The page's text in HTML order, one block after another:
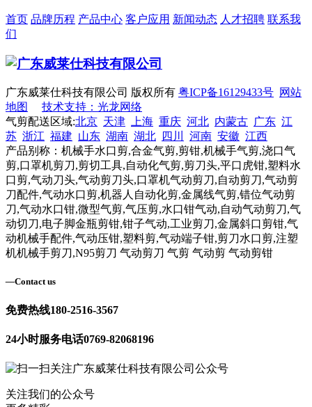
首页 品牌历程 产品中心 客户应用 新闻动态 人才招聘 联系我
们
广东威莱仕科技有限公司 版权所有 粤ICP备16129433号 网站
地图
技术支持：光龙网络
气剪配送区域:北京 天津 上海 重庆 河北 内蒙古 广东 江
苏 浙江 福建 山东 湖南 湖北 四川 河南 安徽 江西
产品别称：机械手水口剪,合金气剪,剪钳,机械手气剪,浇口气
剪,口罩机剪刀,剪切工具,自动化气剪,剪刀头,平口虎钳,塑料水
口剪,气动刀头,气动剪刀头,口罩机气动剪刀,自动剪刀,气动剪
刀配件,气动水口剪,机器人自动化剪,金属线气剪,错位气动剪
刀,气动水口钳,微型气剪,气压剪,水口钳气动,自动气动剪刀,气
动切刀,电子脚金瓶剪钳,钳子气动,工业剪刀,金属斜口剪钳,气
动机械手配件,气动压钳,塑料剪,气动端子钳,剪刀水口剪,注塑
机机械手剪刀,N95剪刀 气动剪刀 气剪 气动剪 气动剪钳
—Contact us
免费热线180-2516-3567
24小时服务电话0769-82068196
关注我们的公众号